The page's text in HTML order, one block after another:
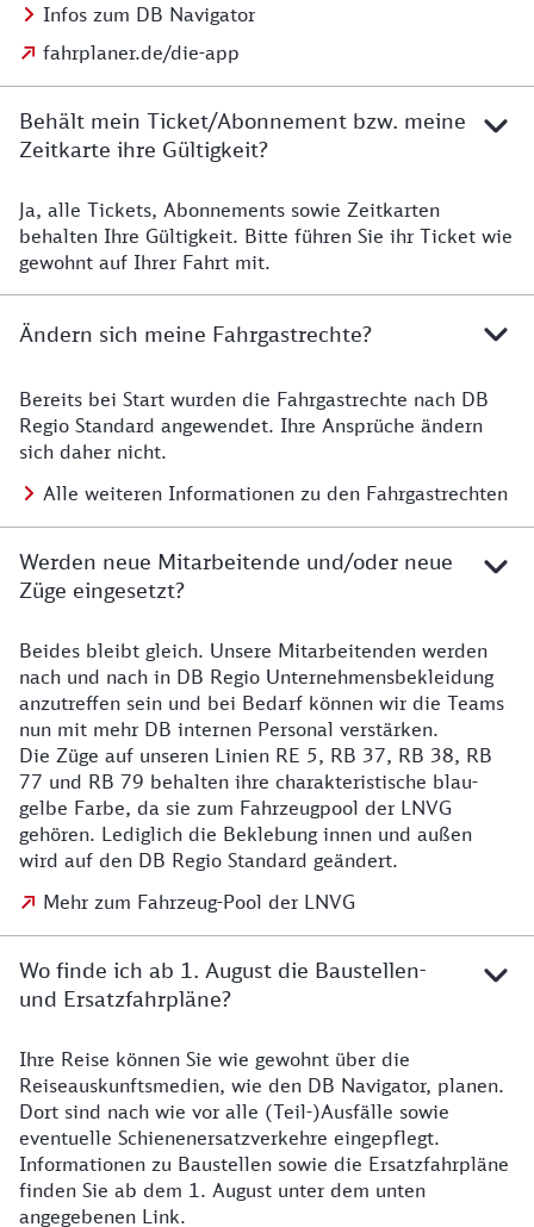
Infos zum DB Navigator
fahrplaner.de/die-app
Behält mein Ticket/Abonnement bzw. meine
Zeitkarte ihre Gültigkeit?
Details zur Zeitkarte
Ja, alle Tickets, Abonnements sowie Zeitkarten
behalten Ihre Gültigkeit. Bitte führen Sie ihr Ticket wie
gewohnt auf Ihrer Fahrt mit.
Ändern sich meine Fahrgastrechte?
Details zu Fahrgastrechten
Bereits bei Start wurden die Fahrgastrechte nach DB
Regio Standard angewendet. Ihre Ansprüche ändern
sich daher nicht.
Alle weiteren Informationen zu den Fahrgastrechten
Werden neue Mitarbeitende und/oder neue
Züge eingesetzt?
Details zu den Mitarbeitenden
Beides bleibt gleich. Unsere Mitarbeitenden werden
nach und nach in DB Regio Unternehmensbekleidung
anzutreffen sein und bei Bedarf können wir die Teams
nun mit mehr DB internen Personal verstärken.
Die Züge auf unseren Linien RE 5, RB 37, RB 38, RB
77 und RB 79 behalten ihre charakteristische blau-
gelbe Farbe, da sie zum Fahrzeugpool der LNVG
gehören. Lediglich die Beklebung innen und außen
wird auf den DB Regio Standard geändert.
Mehr zum Fahrzeug-Pool der LNVG
Wo finde ich ab 1. August die Baustellen-
und Ersatzfahrpläne?
Details zu Baustelle
Ihre Reise können Sie wie gewohnt über die
Reiseauskunftsmedien, wie den DB Navigator, planen.
Dort sind nach wie vor alle (Teil-)Ausfälle sowie
eventuelle Schienenersatzverkehre eingepflegt.
Informationen zu Baustellen sowie die Ersatzfahrpläne
finden Sie ab dem 1. August unter dem unten
angegebenen Link.